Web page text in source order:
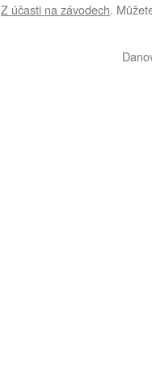
Z účasti na závodech.